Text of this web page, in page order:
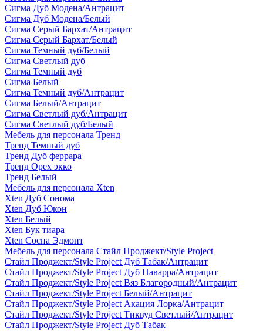
Сигма Дуб Модена/Антрацит
Сигма Дуб Модена/Белый
Сигма Серый Бархат/Антрацит
Сигма Серый Бархат/Белый
Сигма Темный дуб/Белый
Сигма Светлый дуб
Сигма Темный дуб
Сигма Белый
Сигма Темный дуб/Антрацит
Сигма Белый/Антрацит
Сигма Светлый дуб/Антрацит
Сигма Светлый дуб/Белый
Мебель для персонала Тренд
Тренд Темный дуб
Тренд Дуб феррара
Тренд Орех экко
Тренд Белый
Мебель для персонала Xten
Xten Дуб Сонома
Xten Дуб Юкон
Xten Белый
Xten Бук тиара
Xten Сосна Эдмонт
Мебель для персонала Стайл Проджект/Style Project
Стайл Проджект/Style Project Дуб Табак/Антрацит
Стайл Проджект/Style Project Дуб Наварра/Антрацит
Стайл Проджект/Style Project Вяз Благородный/Антрацит
Стайл Проджект/Style Project Белый/Антрацит
Стайл Проджект/Style Project Акация Лорка/Антрацит
Стайл Проджект/Style Project Тиквуд Светлый/Антрацит
Стайл Проджект/Style Project Дуб Табак